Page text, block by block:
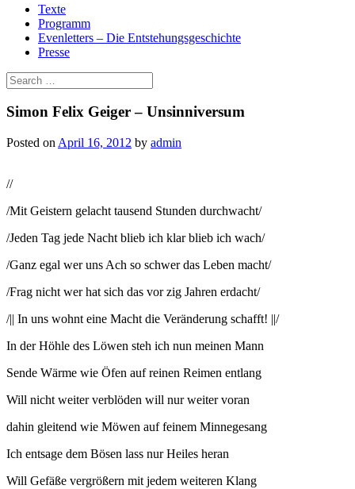
Skip
content
Texte
Programm
Evenletters – Die Entstehungsgeschichte
Presse
Search
for:
Simon Felix Geiger – Unsinniversum
Posted on April 16, 2012 by admin
//
/Mit Geistern gelacht tausend Stunden durchwacht/
/Jeden Tag jede Nacht blieb ich klar blieb ich wach/
/Ganz egal wer uns Ach so schwer das Leben macht/
/Frag nicht wer hat sich das vor zig Jahren erdacht/
/|| In uns wohnt eine Macht die Veränderung schafft! ||/
In der Höhle des Löwen steh ich nun meinen Mann
Sende Wärme wie Öfen auf reinen Reimen entlang
Will nicht weiter verblöden will nur weiter voran
dahin gleitend wie Möwen auf feinem Minnegesang
Ich entsage dem Bösen lass nur Heiles heran
Will Gefäße vergrößern mit jedem weiteren Klang